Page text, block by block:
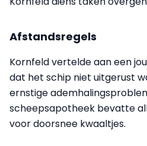
Afstandsregels
Kornfeld vertelde aan een
dat het schip niet uitgerust
ernstige
scheepsapotheek bevatte
voor doorsnee kwaaltjes.